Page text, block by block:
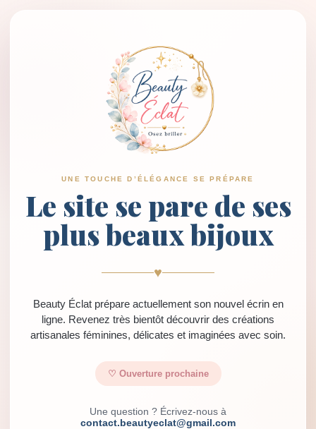
UNE TOUCHE D’ÉLÉGANCE SE PRÉPARE
Le site se pare de ses
plus beaux bijoux
♥
Beauty Éclat prépare actuellement son nouvel écrin en
ligne. Revenez très bientôt découvrir des créations
artisanales féminines, délicates et imaginées avec soin.
♡ Ouverture prochaine
Une question ? Écrivez-nous à
contact.beautyeclat@gmail.com